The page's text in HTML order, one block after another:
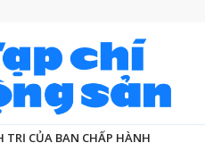
TRỊ CỦA BAN CHẤP HÀNH